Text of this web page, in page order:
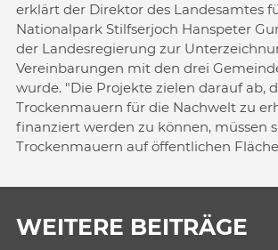
erklärt der Direktor des Landesamtes
Nationalpark Stilfserjoch Hanspeter
der Landesregierung zur
Vereinbarungen mit den drei
wurde. "Die Projekte zielen darauf ab,
Trockenmauern für die Nachwelt zu
finanziert werden zu können, müssen
Trockenmauern auf öffentlichen
WEITERE BEITRÄGE